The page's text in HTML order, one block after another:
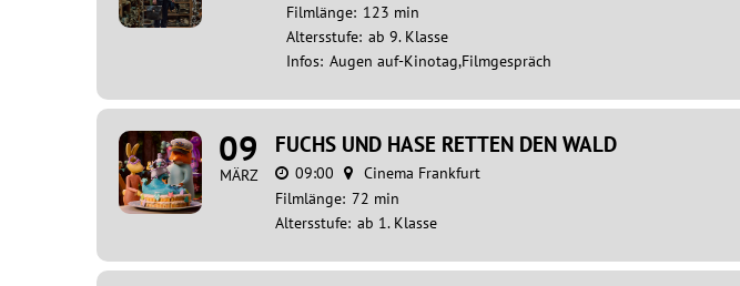
Filmlänge: 123 min
Altersstufe: ab 9. Klasse
Infos: Augen auf-Kinotag,Filmgespräch
09
MÄRZ
FUCHS UND HASE RETTEN DEN WALD
09:00
Cinema Frankfurt
Filmlänge: 72 min
Altersstufe: ab 1. Klasse